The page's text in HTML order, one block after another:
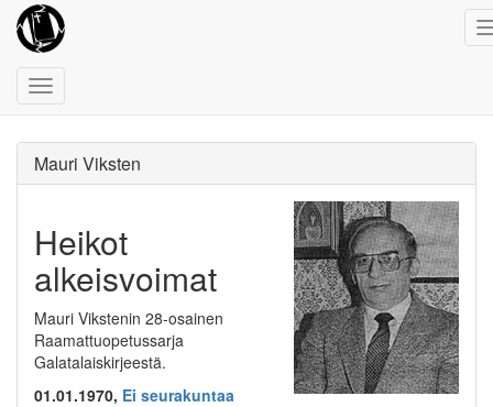
Toggle
navigation
Mauri Viksten
Heikot
alkeisvoimat
Mauri Vikstenin 28-osainen
Raamattuopetussarja
Galatalaiskirjeestä.
01.01.1970, Ei seurakuntaa